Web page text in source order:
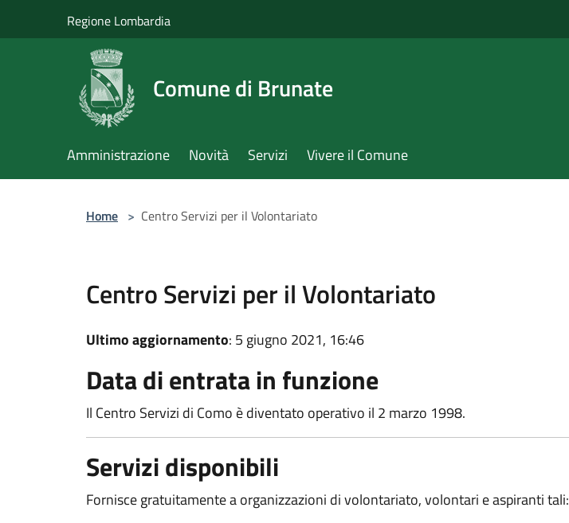
Regione Lombardia
Comune di Brunate
Amministrazione Novità Servizi Vivere il Comune
Home > Centro Servizi per il Volontariato
Centro Servizi per il Volontariato
Ultimo aggiornamento: 5 giugno 2021, 16:46
Data di entrata in funzione
Il Centro Servizi di Como è diventato operativo il 2 marzo 1998.
Servizi disponibili
Fornisce gratuitamente a organizzazioni di volontariato, volontari e aspiranti tali: